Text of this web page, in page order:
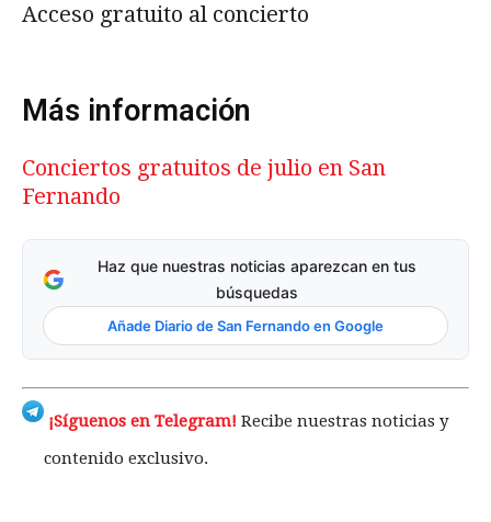
Acceso gratuito al concierto
Más información
Conciertos gratuitos de julio en San
Fernando
Haz que nuestras noticias aparezcan en tus
búsquedas
Añade Diario de San Fernando en Google
¡Síguenos en Telegram! Recibe nuestras noticias y
contenido exclusivo.